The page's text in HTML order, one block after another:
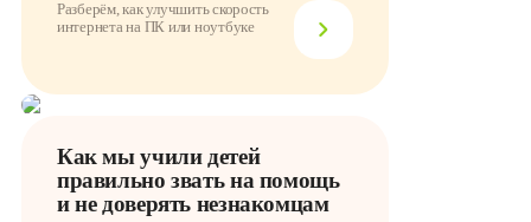
Разберём, как улучшить скорость
интернета на ПК или ноутбуке
Как мы учили детей
правильно звать на помощь
и не доверять незнакомцам